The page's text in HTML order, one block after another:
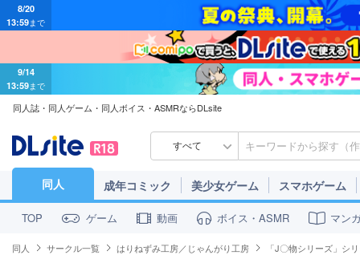
13:59まで
13:59まで
同人誌・同人ゲーム・同人ボイス・ASMRならDLsite
すべて
同人 成年コミック 美少女ゲーム スマホゲーム
TOP ゲーム 動画 ボイス・ASMR マン
同人 サークル一覧 はりねずみ工房／じゃんがり工房 「J〇物シリーズ」シ